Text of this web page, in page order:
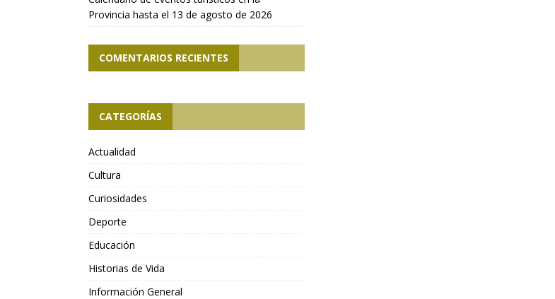
Provincia hasta el 13 de agosto de 2026
COMENTARIOS RECIENTES
CATEGORÍAS
Actualidad
Cultura
Curiosidades
Deporte
Educación
Historias de Vida
Información General